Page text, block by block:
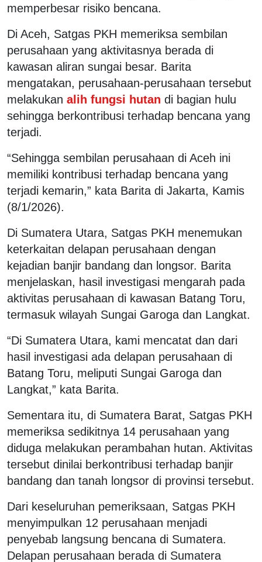
memperbesar risiko bencana.
Di Aceh, Satgas PKH memeriksa sembilan
perusahaan yang aktivitasnya berada di
kawasan aliran sungai besar. Barita
mengatakan, perusahaan-perusahaan tersebut
melakukan alih fungsi hutan di bagian hulu
sehingga berkontribusi terhadap bencana yang
terjadi.
“Sehingga sembilan perusahaan di Aceh ini
memiliki kontribusi terhadap bencana yang
terjadi kemarin,” kata Barita di Jakarta, Kamis
(8/1/2026).
Di Sumatera Utara, Satgas PKH menemukan
keterkaitan delapan perusahaan dengan
kejadian banjir bandang dan longsor. Barita
menjelaskan, hasil investigasi mengarah pada
aktivitas perusahaan di kawasan Batang Toru,
termasuk wilayah Sungai Garoga dan Langkat.
“Di Sumatera Utara, kami mencatat dan dari
hasil investigasi ada delapan perusahaan di
Batang Toru, meliputi Sungai Garoga dan
Langkat,” kata Barita.
Sementara itu, di Sumatera Barat, Satgas PKH
memeriksa sedikitnya 14 perusahaan yang
diduga melakukan perambahan hutan. Aktivitas
tersebut dinilai berkontribusi terhadap banjir
bandang dan tanah longsor di provinsi tersebut.
Dari keseluruhan pemeriksaan, Satgas PKH
menyimpulkan 12 perusahaan menjadi
penyebab langsung bencana di Sumatera.
Delapan perusahaan berada di Sumatera